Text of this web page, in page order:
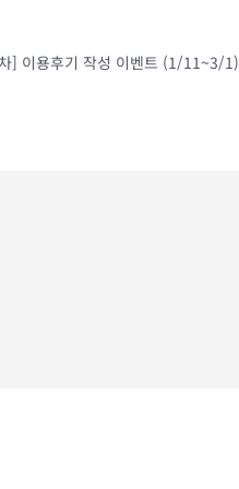
] 이용후기 작성 이벤트 (1/11~3/1)